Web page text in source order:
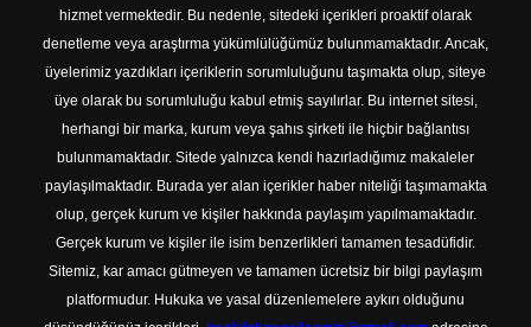
hizmet vermektedir. Bu nedenle, sitedeki içerikleri proaktif olarak
denetleme veya araştırma yükümlülüğümüz bulunmamaktadır. Ancak,
üyelerimiz yazdıkları içeriklerin sorumluluğunu taşımakta olup, siteye
üye olarak bu sorumluluğu kabul etmiş sayılırlar. Bu internet sitesi,
herhangi bir marka, kurum veya şahıs şirketi ile hiçbir bağlantısı
bulunmamaktadır. Sitede yalnızca kendi hazırladığımız makaleler
paylaşılmaktadır. Burada yer alan içerikler haber niteliği taşımamakta
olup, gerçek kurum ve kişiler hakkında paylaşım yapılmamaktadır.
Gerçek kurum ve kişiler ile isim benzerlikleri tamamen tesadüfidir.
Sitemiz, kar amacı gütmeyen ve tamamen ücretsiz bir bilgi paylaşım
platformudur. Hukuka ve yasal düzenlemelere aykırı olduğunu